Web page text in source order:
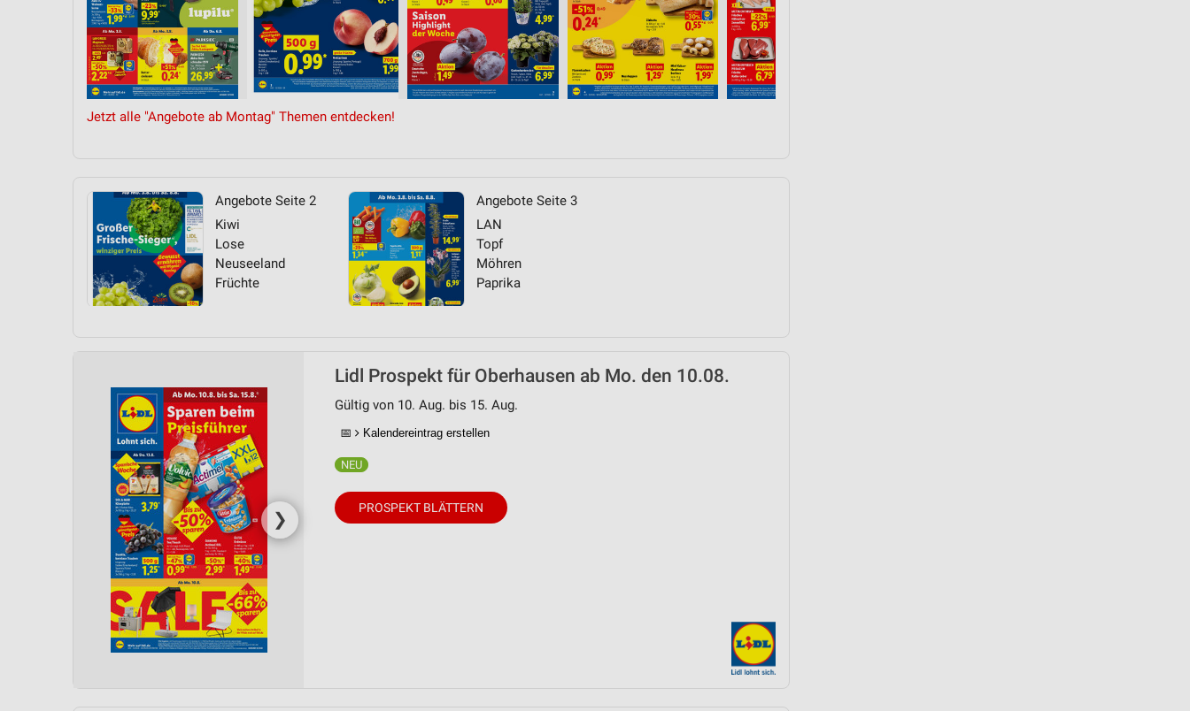
Jetzt alle "Angebote ab Montag" Themen entdecken!
Angebote Seite 2
Kiwi
Lose
Neuseeland
Früchte
Angebote Seite 3
LAN
Topf
Möhren
Paprika
❯
Lidl Prospekt für Oberhausen ab Mo. den 10.08.
Gültig von 10. Aug. bis 15. Aug.
📅 Kalendereintrag erstellen
PROSPEKT BLÄTTERN
Entwicklung und Verbesserung der Angebote
Verwendung reduzierter Daten zur Auswahl von Inhalten
IAB-Besonderheiten:
Verwendung genauer Standortdaten
Performance